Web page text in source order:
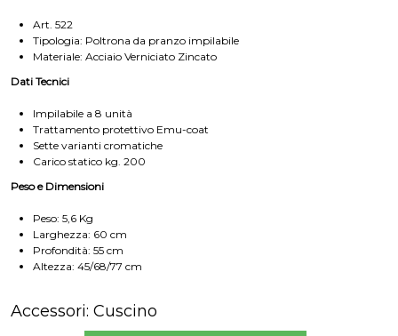
Art. 522
Tipologia: Poltrona da pranzo impilabile
Materiale: Acciaio Verniciato Zincato
Dati Tecnici
Impilabile a 8 unità
Trattamento protettivo Emu-coat
Sette varianti cromatiche
Carico statico kg. 200
Peso e Dimensioni
Peso: 5,6 Kg
Larghezza: 60 cm
Profondità: 55 cm
Altezza: 45/68/77 cm
Accessori: Cuscino